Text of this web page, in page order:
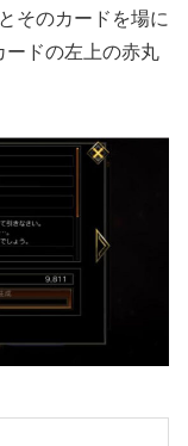
そのカードを場に
ードの左上の赤丸